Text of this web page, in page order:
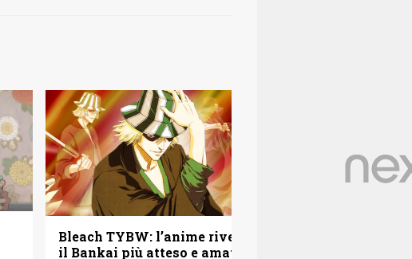
Bleach TYBW: l’anime rivela
il Bankai più atteso e amato